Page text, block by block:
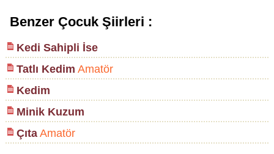
Benzer Çocuk Şiirleri :
Kedi Sahipli İse
Tatlı Kedim Amatör
Kedim
Minik Kuzum
ÇıtaAmatör